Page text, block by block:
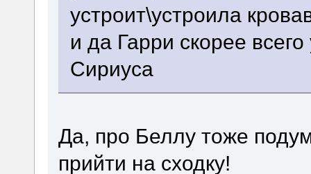
устроит\устроила
и да Гарри скорее
Сириуса
Да, про Беллу тоже
прийти на сходку!